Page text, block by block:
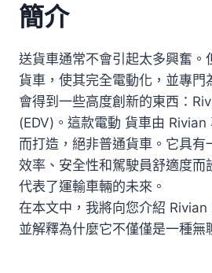
簡介
送貨車通常不會引起太多興奮。
貨車，使其完全電動化，並專門
會得到一些高度創新的東西：
(EDV)。這款電動 貨車由
而打造，絕非普通貨車。它具有
效率、安全性和駕駛員舒適度而
代表了運輸車輛的未來。
在本文中，我將向您介紹 Rivian
並解釋為什麼它不僅僅是一種無